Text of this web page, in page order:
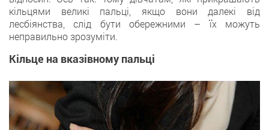
кільцями великі пальці, якщо вони далекі від
лесбіянства, слід бути обережними – їх можуть
неправильно зрозуміти.
Кільце на вказівному пальці